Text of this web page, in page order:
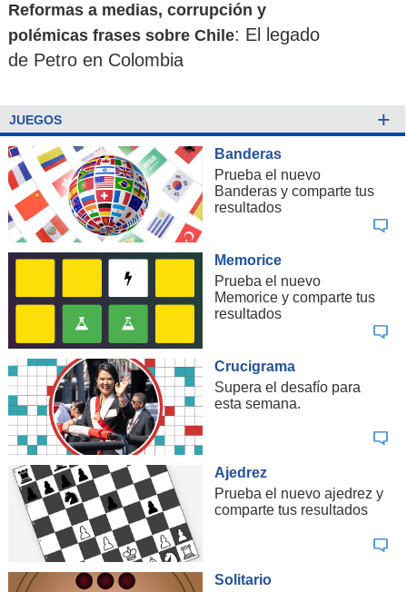
Reformas a medias, corrupción y
polémicas frases sobre Chile: El legado
de Petro en Colombia
JUEGOS +
Banderas
Prueba el nuevo
Banderas y comparte tus
resultados
Memorice
Prueba el nuevo
Memorice y comparte tus
resultados
Crucigrama
Supera el desafío para
esta semana.
Ajedrez
Prueba el nuevo ajedrez y
comparte tus resultados
Solitario